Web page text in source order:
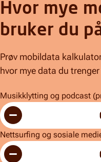
Hvor mye
bruker du
Prøv mobildata
hvor mye data du
Musikklytting og podcast
Nettsurfing og sosiale